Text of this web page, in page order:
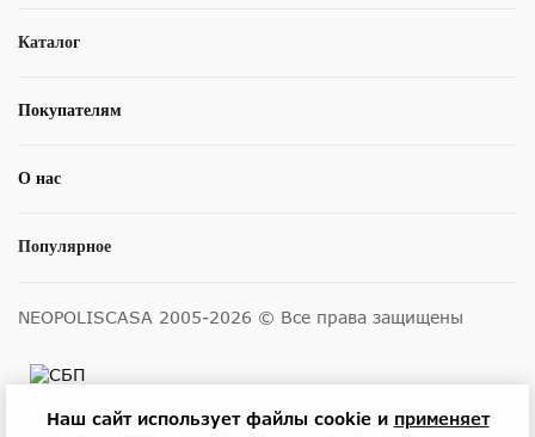
Каталог
Покупателям
О нас
Популярное
NEOPOLISCASA 2005-2026 © Все права защищены
Размещенные на сайте цены не являются публичной
Наш сайт использует файлы cookie и применяет